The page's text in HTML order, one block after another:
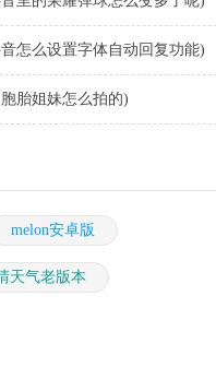
怎么设置字体自动回复功能)
胎姐妹怎么拍的)
melon安卓版
天气老版本